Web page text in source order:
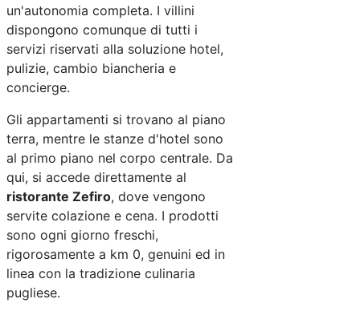
un'autonomia completa. I villini
dispongono comunque di tutti i
servizi riservati alla soluzione hotel,
pulizie, cambio biancheria e
concierge.
Gli appartamenti si trovano al piano
terra, mentre le stanze d'hotel sono
al primo piano nel corpo centrale. Da
qui, si accede direttamente al
ristorante Zefiro, dove vengono
servite colazione e cena. I prodotti
sono ogni giorno freschi,
rigorosamente a km 0, genuini ed in
linea con la tradizione culinaria
pugliese.